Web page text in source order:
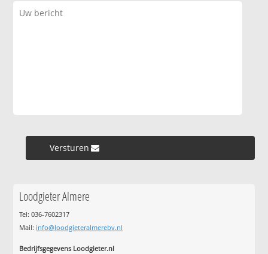
Versturen »
Loodgieter Almere
Tel: 036-7602317
Mail: info@loodgieteralmerebv.nl
Bedrijfsgegevens Loodgieter.nl